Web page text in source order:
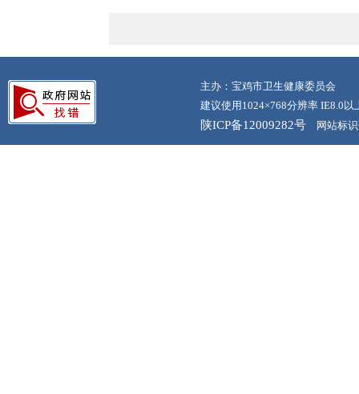
主办：宝鸡市卫生健康委员会
建议使用1024×768分辨率 IE8.0以
陕ICP备12009282号 网站标